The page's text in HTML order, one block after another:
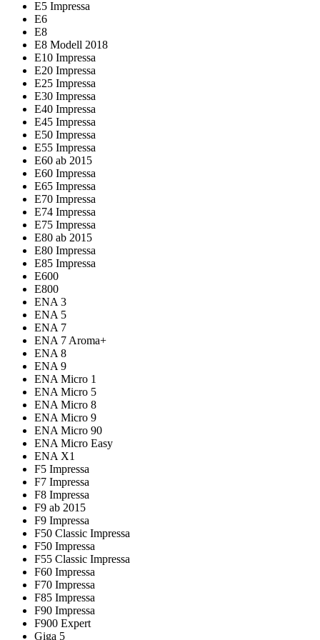
E5 Impressa
E6
E8
E8 Modell 2018
E10 Impressa
E20 Impressa
E25 Impressa
E30 Impressa
E40 Impressa
E45 Impressa
E50 Impressa
E55 Impressa
E60 ab 2015
E60 Impressa
E65 Impressa
E70 Impressa
E74 Impressa
E75 Impressa
E80 ab 2015
E80 Impressa
E85 Impressa
E600
E800
ENA 3
ENA 5
ENA 7
ENA 7 Aroma+
ENA 8
ENA 9
ENA Micro 1
ENA Micro 5
ENA Micro 8
ENA Micro 9
ENA Micro 90
ENA Micro Easy
ENA X1
F5 Impressa
F7 Impressa
F8 Impressa
F9 ab 2015
F9 Impressa
F50 Classic Impressa
F50 Impressa
F55 Classic Impressa
F60 Impressa
F70 Impressa
F85 Impressa
F90 Impressa
F900 Expert
Giga 5